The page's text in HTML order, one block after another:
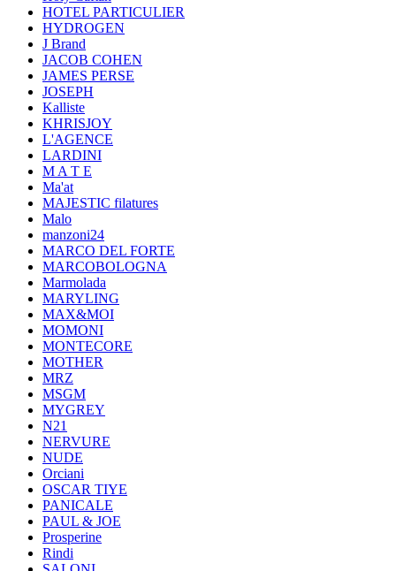
HOTEL PARTICULIER
HYDROGEN
J Brand
JACOB COHEN
JAMES PERSE
JOSEPH
Kalliste
KHRISJOY
L'AGENCE
LARDINI
M A T E
Ma'at
MAJESTIC filatures
Malo
manzoni24
MARCO DEL FORTE
MARCOBOLOGNA
Marmolada
MARYLING
MAX&MOI
MOMONI
MONTECORE
MOTHER
MRZ
MSGM
MYGREY
N21
NERVURE
NUDE
Orciani
OSCAR TIYE
PANICALE
PAUL & JOE
Prosperine
Rindi